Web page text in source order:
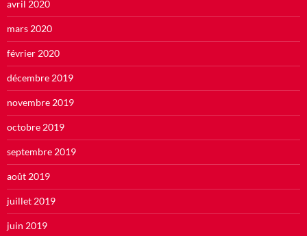
avril 2020
mars 2020
février 2020
décembre 2019
novembre 2019
octobre 2019
septembre 2019
août 2019
juillet 2019
juin 2019